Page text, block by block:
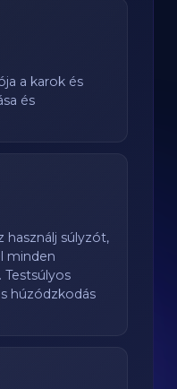
a karok és
és
használj súlyzót,
minden
húzódzkodás